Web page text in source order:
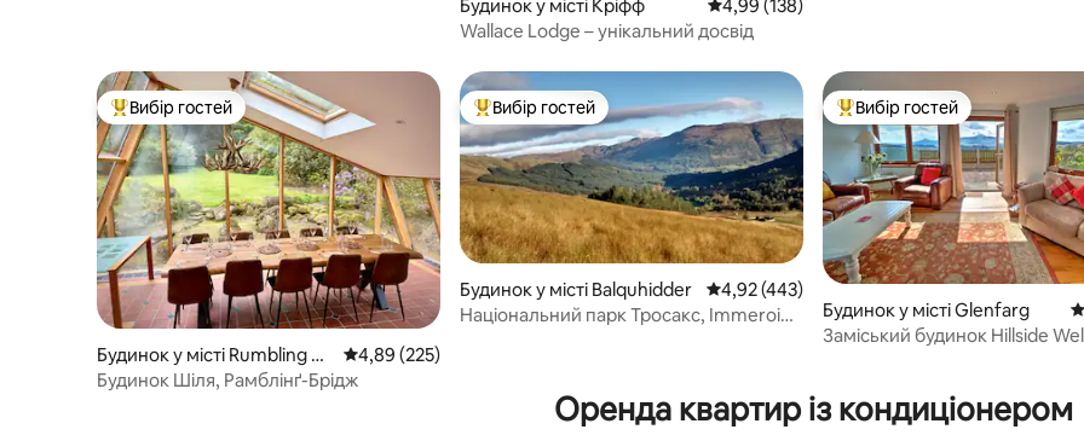
Будинок у місті Кріфф Середня оцінка: 4,99 з 5, відгуки: 138
4,99 (138)
Wallace Lodge – унікальний досвід
Топ вибір гостей
Вибір гостей
Будинок у місті Rumbling Bri
dge
Середня оцінка: 4,89 з 5, відгуки: 225
4,89 (225)
Будинок Шіля, Рамблінґ-Брідж
Топ вибір гостей
Вибір гостей
Будинок у місті Balquhidder Середня оцінка: 4,92 з 5, відгуки: 443
4,92 (443)
Національний парк Тросакс, Immeroin
Топ вибір гостей
Вибір гостей
Будинок у місті Glenfarg
Заміський будинок Hillside Well
Оренда квартир із кондиціонером